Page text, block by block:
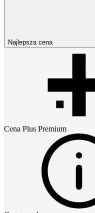
Najlepsza cena
Cena Plus Premium